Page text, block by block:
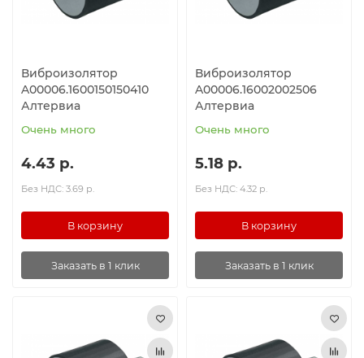
Виброизолятор
A00006.1600150150410
Алтервиа
Очень много
4.43 р.
Без НДС: 3.69 р.
В корзину
Заказать в 1 клик
Виброизолятор
A00006.16002002506
Алтервиа
Очень много
5.18 р.
Без НДС: 4.32 р.
В корзину
Заказать в 1 клик